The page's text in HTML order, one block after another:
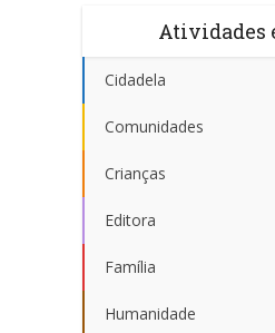
Atividades
Cidadela
Comunidades
Crianças
Editora
Família
Humanidade